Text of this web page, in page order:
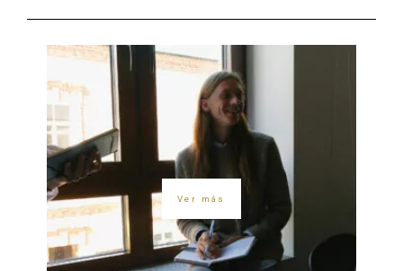
Ver más